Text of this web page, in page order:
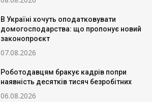
В Україні хочуть оподатковувати
домогосподарства: що пропонує новий
законопроєкт
07.08.2026
Роботодавцям бракує кадрів попри
наявність десятків тисяч безробітних
06.08.2026